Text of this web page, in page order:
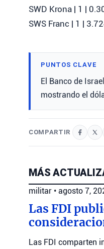
SWD Krona | 1 |
SWS Franc | 1 |
PUNTOS CLAVE
El Banco de
mostrando el
COMPARTIR
MÁS
militar • agosto 7,
Las FDI
Las FDI comparten